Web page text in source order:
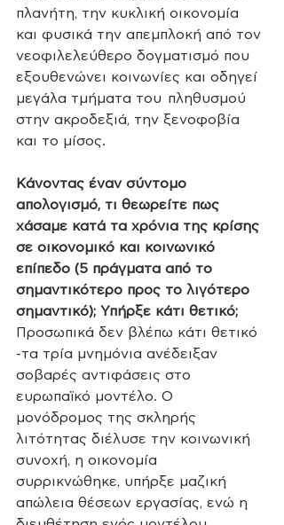
πλανήτη, την κυκλική οικονομία
και φυσικά την απεμπλοκή από τον
νεοφιλελεύθερο δογματισμό που
εξουθενώνει κοινωνίες και οδηγεί
μεγάλα τμήματα του  πληθυσμού
στην ακροδεξιά, την ξενοφοβία
και το μίσος.
Κάνοντας έναν σύντομο
απολογισμό, τι θεωρείτε πως
χάσαμε κατά τα χρόνια της κρίσης
σε οικονομικό και κοινωνικό
επίπεδο (5 πράγματα από το
σημαντικότερο προς το λιγότερο
σημαντικό); Υπήρξε κάτι θετικό;
Προσωπικά δεν βλέπω κάτι θετικό
-τα τρία μνημόνια ανέδειξαν
σοβαρές αντιφάσεις στο
ευρωπαϊκό μοντέλο. Ο
μονόδρομος της σκληρής
λιτότητας διέλυσε την κοινωνική
συνοχή, η οικονομία
συρρικνώθηκε, υπήρξε μαζική
απώλεια θέσεων εργασίας, ενώ η